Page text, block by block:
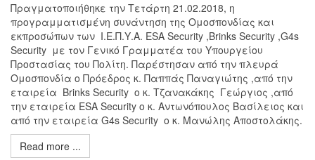
Πραγματοποιήθηκε την Τετάρτη 21.02.2018, η
προγραμματισμένη συνάντηση της Ομοσπονδίας και
εκπροσώπων των Ι.Ε.Π.Υ.Α. ESA Security ,Brinks Security ,G4s
Security με τον Γενικό Γραμματέα του Υπουργείου
Προστασίας του Πολίτη. Παρέστησαν από την πλευρά
Ομοσπονδία ο Πρόεδρος κ. Παππάς Παναγιώτης ,από την
εταιρεία Βrinks Security o κ. Τζανακάκης Γεώργιος ,από
την εταιρεία ESA Security ο κ. Αντωνόπουλος Βασίλειος και
από την εταιρεία G4s Security ο κ. Μανώλης Αποστολάκης.
Read more ...